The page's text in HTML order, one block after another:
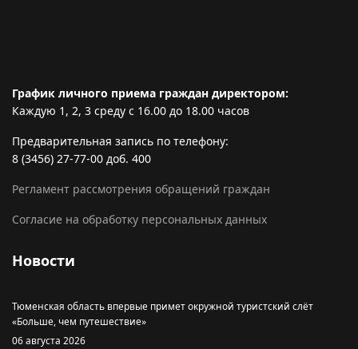
График личного приема граждан директором:
Каждую 1, 2, 3 среду с 16.00 до 18.00 часов
Предварительная запись по телефону:
8 (3456) 27-77-00 доб. 400
Регламент рассмотрения обращений граждан
Согласие на обработку персональных данных
Новости
Тюменская область впервые примет окружной туристский слёт
«Больше, чем путешествие»
06 августа 2026